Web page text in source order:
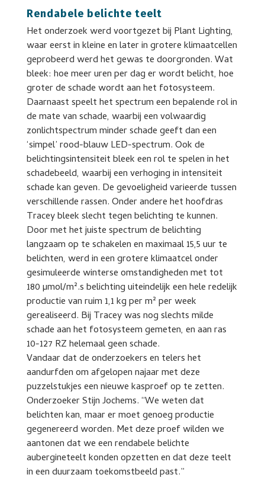
Rendabele belichte teelt
Het onderzoek werd voortgezet bij Plant Lighting,
waar eerst in kleine en later in grotere klimaatcellen
geprobeerd werd het gewas te doorgronden. Wat
bleek: hoe meer uren per dag er wordt belicht, hoe
groter de schade wordt aan het fotosysteem.
Daarnaast speelt het spectrum een bepalende rol in
de mate van schade, waarbij een volwaardig
zonlichtspectrum minder schade geeft dan een
‘simpel’ rood-blauw LED-spectrum. Ook de
belichtingsintensiteit bleek een rol te spelen in het
schadebeeld, waarbij een verhoging in intensiteit
schade kan geven. De gevoeligheid varieerde tussen
verschillende rassen. Onder andere het hoofdras
Tracey bleek slecht tegen belichting te kunnen.
Door met het juiste spectrum de belichting
langzaam op te schakelen en maximaal 15,5 uur te
belichten, werd in een grotere klimaatcel onder
gesimuleerde winterse omstandigheden met tot
180 µmol/m².s belichting uiteindelijk een hele redelijk
productie van ruim 1,1 kg per m² per week
gerealiseerd. Bij Tracey was nog slechts milde
schade aan het fotosysteem gemeten, en aan ras
10-127 RZ helemaal geen schade.
Vandaar dat de onderzoekers en telers het
aandurfden om afgelopen najaar met deze
puzzelstukjes een nieuwe kasproef op te zetten.
Onderzoeker Stijn Jochems. “We weten dat
belichten kan, maar er moet genoeg productie
gegenereerd worden. Met deze proef wilden we
aantonen dat we een rendabele belichte
aubergineteelt konden opzetten en dat deze teelt
in een duurzaam toekomstbeeld past.”